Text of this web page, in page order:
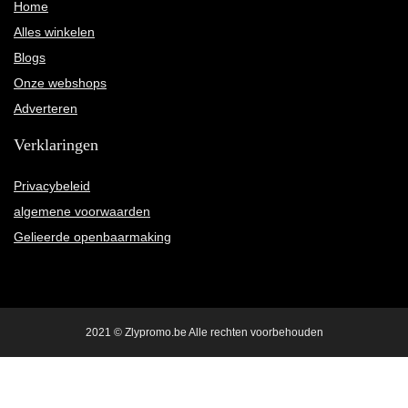
Home
Alles winkelen
Blogs
Onze webshops
Adverteren
Verklaringen
Privacybeleid
algemene voorwaarden
Gelieerde openbaarmaking
2021 © Zlypromo.be Alle rechten voorbehouden